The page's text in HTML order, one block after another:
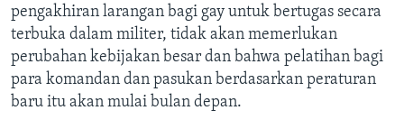
pengakhiran larangan bagi gay untuk bertugas secara
terbuka dalam militer, tidak akan memerlukan
perubahan kebijakan besar dan bahwa pelatihan bagi
para komandan dan pasukan berdasarkan peraturan
baru itu akan mulai bulan depan.